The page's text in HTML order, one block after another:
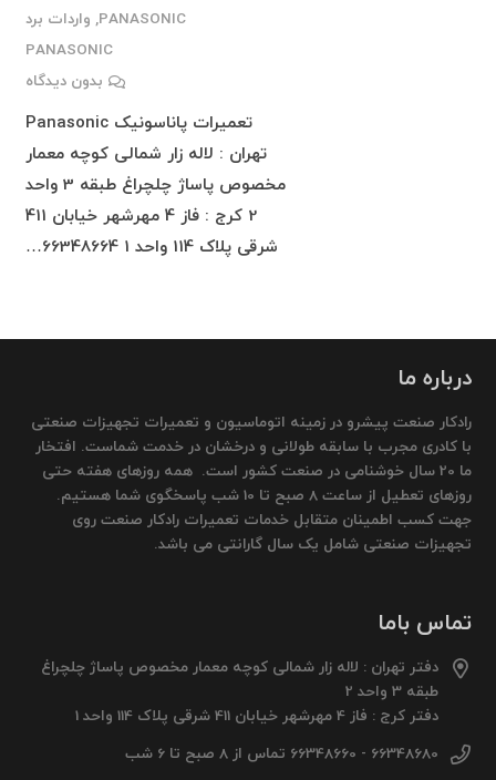
PANASONIC
, واردات برد
PANASONIC
بدون دیدگاه
تعمیرات پاناسونیک Panasonic
تهران : لاله زار شمالی کوچه معمار
مخصوص پاساژ چلچراغ طبقه 3 واحد
2 کرج : فاز 4 مهرشهر خیابان 411
شرقی پلاک 114 واحد 1 66348664…
درباره ما
رادکار صنعت پیشرو در زمینه اتوماسیون و تعمیرات تجهیزات صنعتی
با کادری مجرب با سابقه طولانی و درخشان در خدمت شماست. افتخار
ما 20 سال خوشنامی در صنعت کشور است. همه روزهای هفته حتی
روزهای تعطیل از ساعت 8 صبح تا 10 شب پاسخگوی شما هستیم.
جهت کسب اطمینان متقابل خدمات تعمیرات رادکار صنعت روی
تجهیزات صنعتی شامل یک سال گارانتی می باشد.
تماس باما
دفتر تهران : لاله زار شمالی کوچه معمار مخصوص پاساژ چلچراغ
طبقه 3 واحد 2
دفتر کرج : فاز 4 مهرشهر خیابان 411 شرقی پلاک 114 واحد 1
66348680 - 66348660 تماس از 8 صبح تا 6 شب